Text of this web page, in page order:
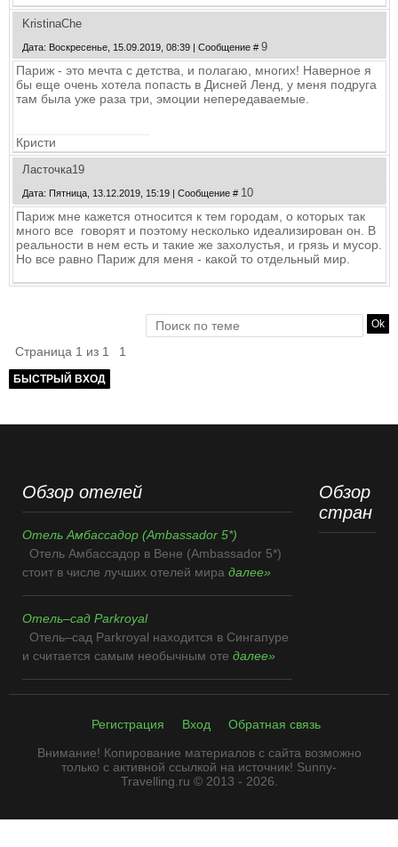
KristinaChe
Дата: Воскресенье, 15.09.2019, 08:39 | Сообщение # 9
Париж - это мечта с детства, и полагаю, многих! Наверное я
бы еще очень хотела попасть в Дисней Ленд, у меня подруга
там была уже раза три, эмоции непередаваемые.
Кристи
Ласточка19
Дата: Пятница, 13.12.2019, 15:19 | Сообщение # 10
Париж мне кажется относится к тем городам, о которых так
много все говорят и поэтому несколько идеализирован он. В
реальности в нем есть и такие же захолустья, и грязь и мусор.
Но все равно Париж для меня - какой то отдельный мир.
Страница 1 из 1 1
Обзор отелей
Отель Амбассадор (Ambassador 5*)
Отель Амбассадор в Вене (Ambassador 5*)
стоит в числе лучших отелей мира далее»
Отель–сад Parkroyal
Отель–сад Parkroyal находится в Сингапуре
и считается самым необычным оте далее»
Обзор
стран
Регистрация Вход
Обратная связь
Внимание! Копирование материалов с сайта возможно
только с активной ссылкой на источник! Sunny-
Travelling.ru © 2013 - 2026